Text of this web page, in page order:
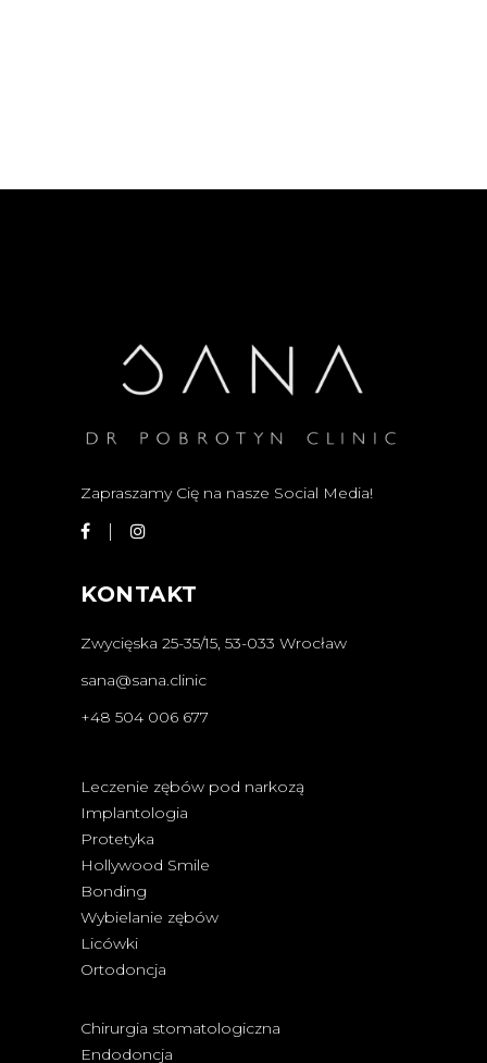
Zapraszamy Cię na nasze Social Media!
KONTAKT
Zwycięska 25-35/15, 53-033 Wrocław
sana@sana.clinic
+48 504 006 677
Leczenie zębów pod narkozą
Implantologia
Protetyka
Hollywood Smile
Bonding
Wybielanie zębów
Licówki
Ortodoncja
Chirurgia stomatologiczna
Endodoncja